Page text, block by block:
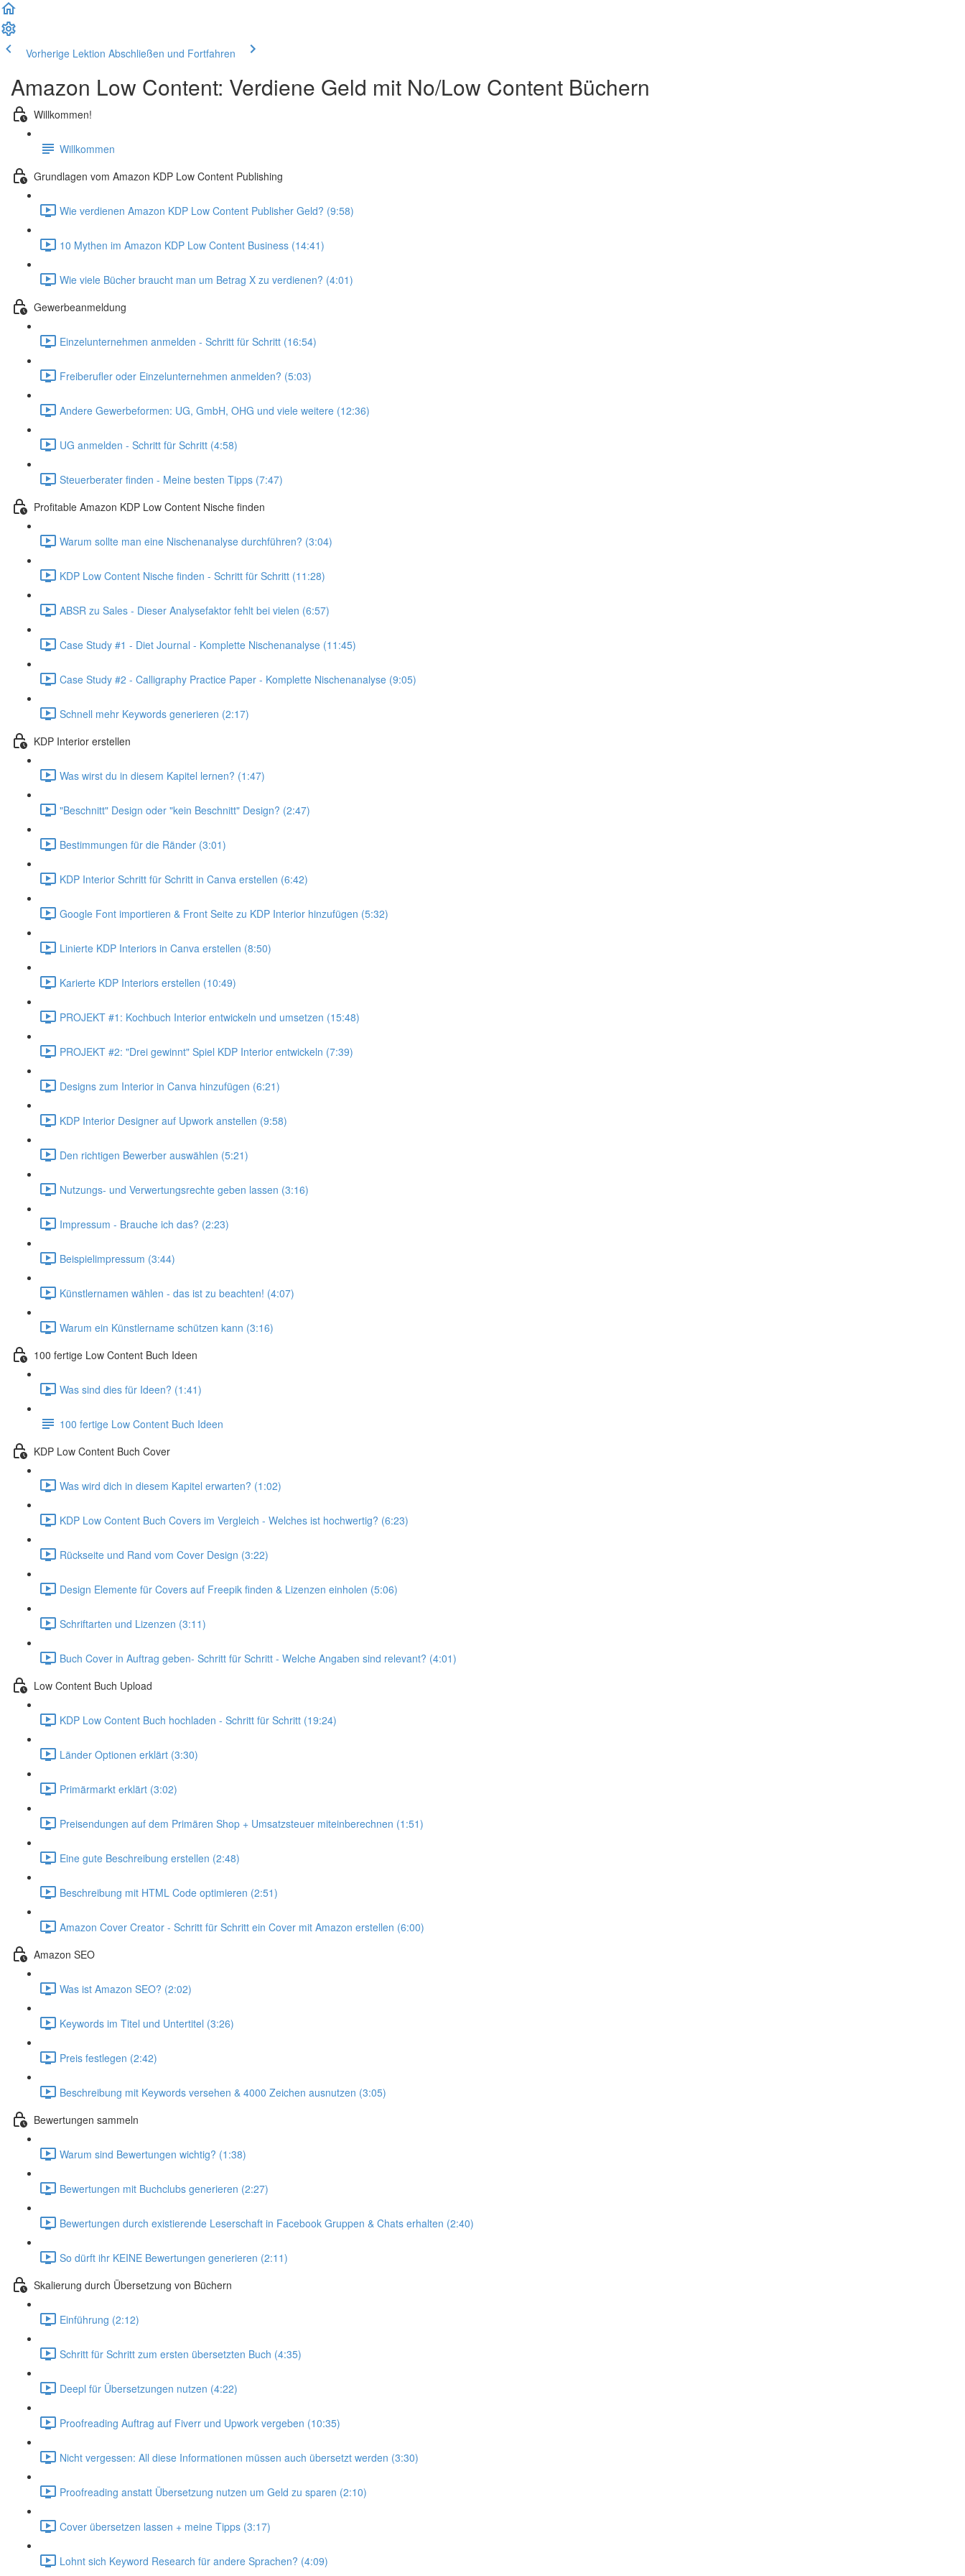
Vorherige Lektion Abschließen und Fortfahren
Amazon Low Content: Verdiene Geld mit No/Low Content Büchern
Willkommen!
Willkommen
Grundlagen vom Amazon KDP Low Content Publishing
Wie verdienen Amazon KDP Low Content Publisher Geld? (9:58)
10 Mythen im Amazon KDP Low Content Business (14:41)
Wie viele Bücher braucht man um Betrag X zu verdienen? (4:01)
Gewerbeanmeldung
Einzelunternehmen anmelden - Schritt für Schritt (16:54)
Freiberufler oder Einzelunternehmen anmelden? (5:03)
Andere Gewerbeformen: UG, GmbH, OHG und viele weitere (12:36)
UG anmelden - Schritt für Schritt (4:58)
Steuerberater finden - Meine besten Tipps (7:47)
Profitable Amazon KDP Low Content Nische finden
Warum sollte man eine Nischenanalyse durchführen? (3:04)
KDP Low Content Nische finden - Schritt für Schritt (11:28)
ABSR zu Sales - Dieser Analysefaktor fehlt bei vielen (6:57)
Case Study #1 - Diet Journal - Komplette Nischenanalyse (11:45)
Case Study #2 - Calligraphy Practice Paper - Komplette Nischenanalyse (9:05)
Schnell mehr Keywords generieren (2:17)
KDP Interior erstellen
Was wirst du in diesem Kapitel lernen? (1:47)
"Beschnitt" Design oder "kein Beschnitt" Design? (2:47)
Bestimmungen für die Ränder (3:01)
KDP Interior Schritt für Schritt in Canva erstellen (6:42)
Google Font importieren & Front Seite zu KDP Interior hinzufügen (5:32)
Linierte KDP Interiors in Canva erstellen (8:50)
Karierte KDP Interiors erstellen (10:49)
PROJEKT #1: Kochbuch Interior entwickeln und umsetzen (15:48)
PROJEKT #2: "Drei gewinnt" Spiel KDP Interior entwickeln (7:39)
Designs zum Interior in Canva hinzufügen (6:21)
KDP Interior Designer auf Upwork anstellen (9:58)
Den richtigen Bewerber auswählen (5:21)
Nutzungs- und Verwertungsrechte geben lassen (3:16)
Impressum - Brauche ich das? (2:23)
Beispielimpressum (3:44)
Künstlernamen wählen - das ist zu beachten! (4:07)
Warum ein Künstlername schützen kann (3:16)
100 fertige Low Content Buch Ideen
Was sind dies für Ideen? (1:41)
100 fertige Low Content Buch Ideen
KDP Low Content Buch Cover
Was wird dich in diesem Kapitel erwarten? (1:02)
KDP Low Content Buch Covers im Vergleich - Welches ist hochwertig? (6:23)
Rückseite und Rand vom Cover Design (3:22)
Design Elemente für Covers auf Freepik finden & Lizenzen einholen (5:06)
Schriftarten und Lizenzen (3:11)
Buch Cover in Auftrag geben- Schritt für Schritt - Welche Angaben sind relevant? (4:01)
Low Content Buch Upload
KDP Low Content Buch hochladen - Schritt für Schritt (19:24)
Länder Optionen erklärt (3:30)
Primärmarkt erklärt (3:02)
Preisendungen auf dem Primären Shop + Umsatzsteuer miteinberechnen (1:51)
Eine gute Beschreibung erstellen (2:48)
Beschreibung mit HTML Code optimieren (2:51)
Amazon Cover Creator - Schritt für Schritt ein Cover mit Amazon erstellen (6:00)
Amazon SEO
Was ist Amazon SEO? (2:02)
Keywords im Titel und Untertitel (3:26)
Preis festlegen (2:42)
Beschreibung mit Keywords versehen & 4000 Zeichen ausnutzen (3:05)
Bewertungen sammeln
Warum sind Bewertungen wichtig? (1:38)
Bewertungen mit Buchclubs generieren (2:27)
Bewertungen durch existierende Leserschaft in Facebook Gruppen & Chats erhalten (2:40)
So dürft ihr KEINE Bewertungen generieren (2:11)
Skalierung durch Übersetzung von Büchern
Einführung (2:12)
Schritt für Schritt zum ersten übersetzten Buch (4:35)
Deepl für Übersetzungen nutzen (4:22)
Proofreading Auftrag auf Fiverr und Upwork vergeben (10:35)
Nicht vergessen: All diese Informationen müssen auch übersetzt werden (3:30)
Proofreading anstatt Übersetzung nutzen um Geld zu sparen (2:10)
Cover übersetzen lassen + meine Tipps (3:17)
Lohnt sich Keyword Research für andere Sprachen? (4:09)